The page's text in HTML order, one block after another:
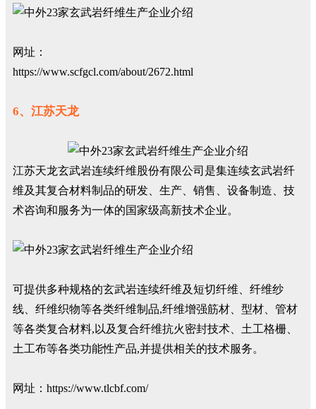
网址：
https://www.scfgcl.com/about/2672.html
6、江苏天龙
江苏天龙玄武岩连续纤维股份有限公司是集连续玄武岩纤
维及其复合材料制品的研发、生产、销售、设备制造、技
术咨询和服务为一体的国家级高新技术企业。
可提供多种规格的玄武岩连续纤维及短切纤维、纤维纱
线、纤维织物等各类纤维制品,纤维增强筋材、型材、管材
等各类复合材料,以及复合纤维抗火密封技术、土工格栅、
土工布等各类功能性产品,并提供相关的技术服务。
网址：https://www.tlcbf.com/